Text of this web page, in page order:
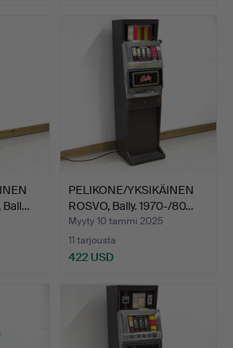
Ball…
PELIKONE/YKSIKÄINEN
ROSVO, Bally. 1970-/80…
Myyty 10 tammi 2025
11 tarjousta
422 USD